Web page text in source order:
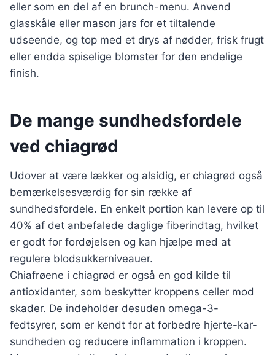
eller som en del af en brunch-menu. Anvend
glasskåle eller mason jars for et tiltalende
udseende, og top med et drys af nødder, frisk frugt
eller endda spiselige blomster for den endelige
finish.
De mange sundhedsfordele
ved chiagrød
Udover at være lækker og alsidig, er chiagrød også
bemærkelsesværdig for sin række af
sundhedsfordele. En enkelt portion kan levere op til
40% af det anbefalede daglige fiberindtag, hvilket
er godt for fordøjelsen og kan hjælpe med at
regulere blodsukkerniveauer.
Chiafrøene i chiagrød er også en god kilde til
antioxidanter, som beskytter kroppens celler mod
skader. De indeholder desuden omega-3-
fedtsyrer, som er kendt for at forbedre hjerte-kar-
sundheden og reducere inflammation i kroppen.